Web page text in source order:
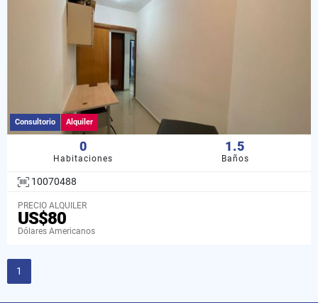
Consultorio Alquiler
0
Habitaciones
1.5
Baños
10070488
PRECIO ALQUILER
US$80
Dólares Americanos
1